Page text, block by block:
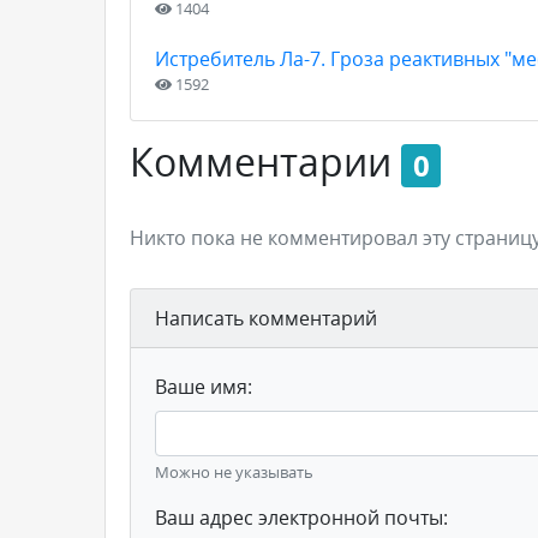
1404
Истребитель Ла-7. Гроза реактивных
1592
Комментарии 0
Никто пока не комментировал эту
Написать комментарий
Ваше имя:
Можно не указывать
Ваш адрес электронной почты: